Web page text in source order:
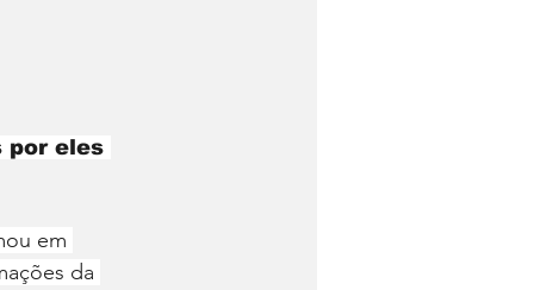
por eles
em
da